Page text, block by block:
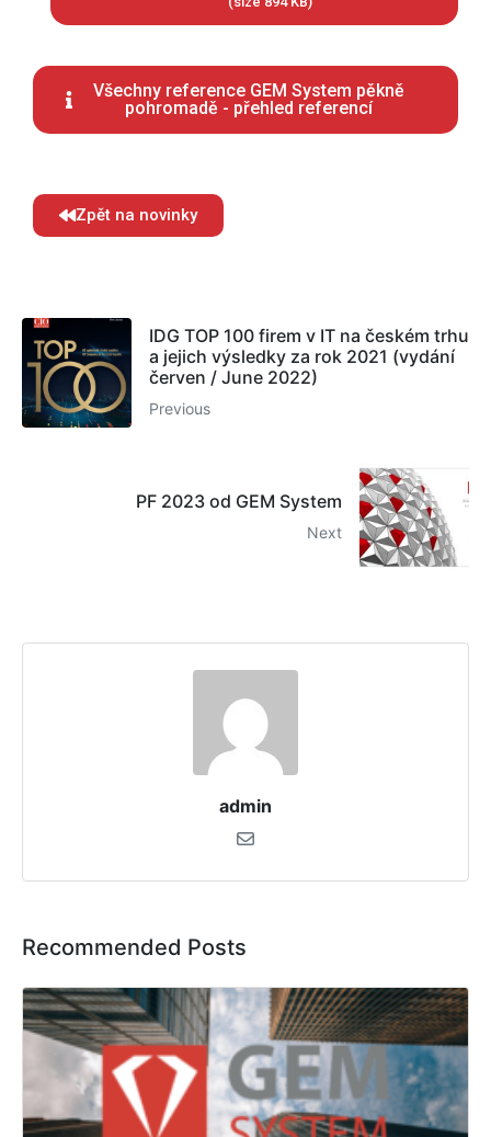
Všechny reference GEM System pěkně
pohromadě - přehled referencí
Zpět na novinky
IDG TOP 100 firem v IT na českém trhu
a jejich výsledky za rok 2021 (vydání
červen / June 2022)
Previous
PF 2023 od GEM System
Next
admin
Recommended Posts